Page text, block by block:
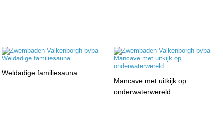
Weldadige familiesauna
Mancave met uitkijk op
onderwaterwereld